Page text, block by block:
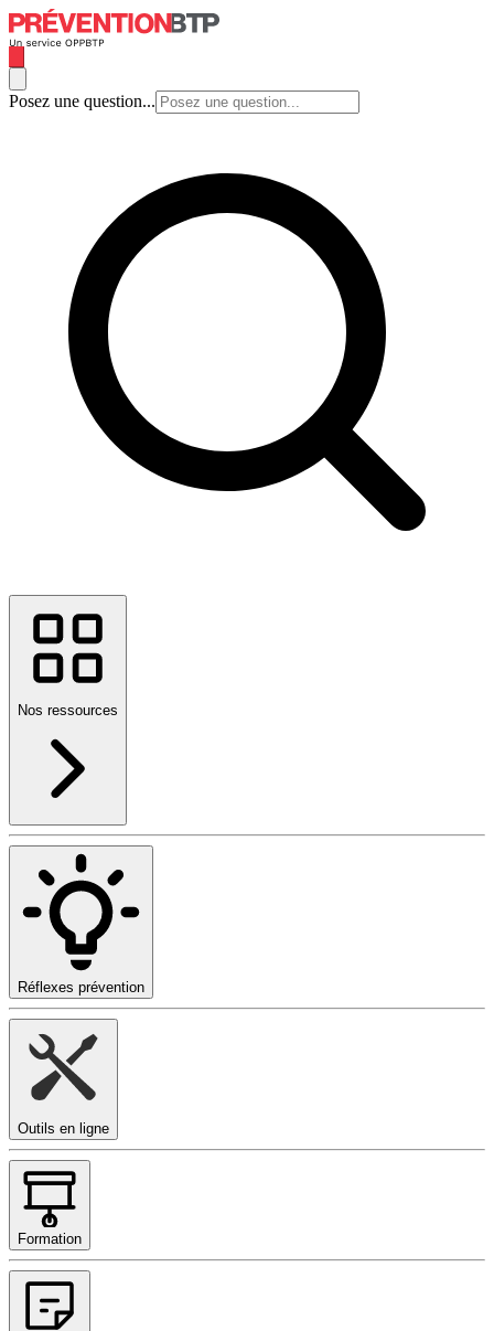
Posez une question...
Nos ressources
Réflexes prévention
Outils en ligne
Formation